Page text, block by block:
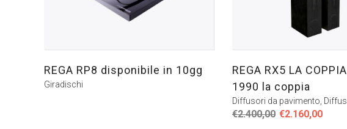
REGA RP8 disponibile in 10gg
Giradischi
REGA RX5 LA
1990 la coppia
Diffusori da pavimento,
€2.400,00 Il
€2.160,00Il